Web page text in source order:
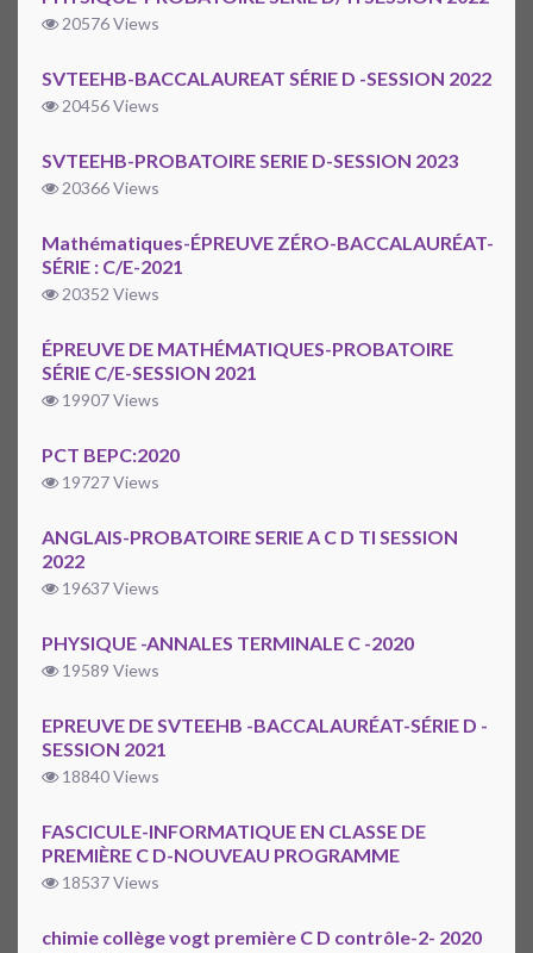
20576 Views
SVTEEHB-BACCALAUREAT SÉRIE D -SESSION 2022
20456 Views
SVTEEHB-PROBATOIRE SERIE D-SESSION 2023
20366 Views
Mathématiques-ÉPREUVE ZÉRO-BACCALAURÉAT-
SÉRIE : C/E-2021
20352 Views
ÉPREUVE DE MATHÉMATIQUES-PROBATOIRE
SÉRIE C/E-SESSION 2021
19907 Views
PCT BEPC:2020
19727 Views
ANGLAIS-PROBATOIRE SERIE A C D TI SESSION
2022
19637 Views
PHYSIQUE -ANNALES TERMINALE C -2020
19589 Views
EPREUVE DE SVTEEHB -BACCALAURÉAT-SÉRIE D -
SESSION 2021
18840 Views
FASCICULE-INFORMATIQUE EN CLASSE DE
PREMIÈRE C D-NOUVEAU PROGRAMME
18537 Views
chimie collège vogt première C D contrôle-2- 2020